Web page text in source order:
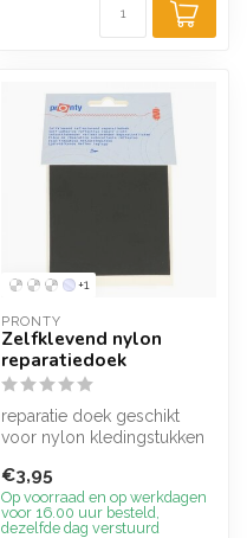
+1
PRONTY
Zelfklevend nylon
reparatiedoek
reparatie doek geschikt
voor nylon kledingstukken
Koop ...
€3,95
Op voorraad en op werkdagen
voor 16.00 uur besteld,
dezelfde dag verstuurd